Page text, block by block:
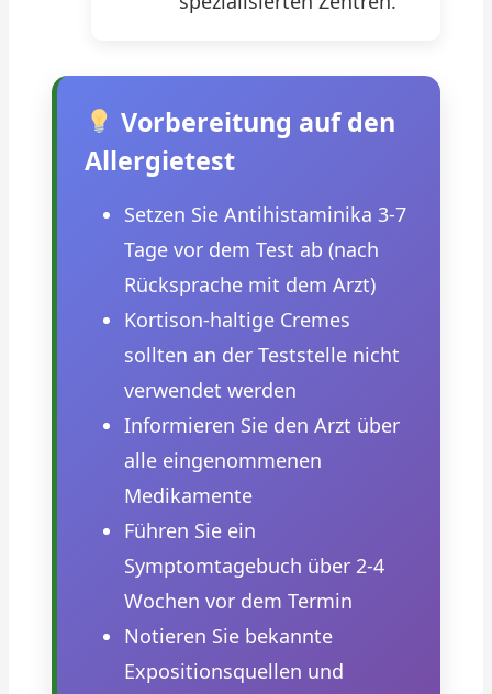
Vorbereitung auf den
Allergietest
Setzen Sie Antihistaminika 3-7
Tage vor dem Test ab (nach
Rücksprache mit dem Arzt)
Kortison-haltige Cremes
sollten an der Teststelle nicht
verwendet werden
Informieren Sie den Arzt über
alle eingenommenen
Medikamente
Führen Sie ein
Symptomtagebuch über 2-4
Wochen vor dem Termin
Notieren Sie bekannte
Expositionsquellen und